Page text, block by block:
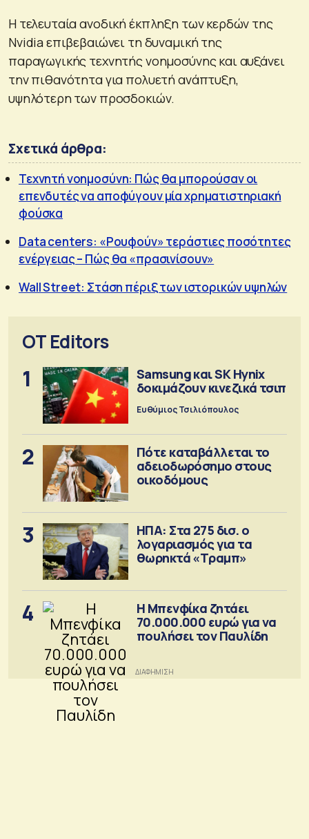
Η τελευταία ανοδική έκπληξη των κερδών της
Nvidia επιβεβαιώνει τη δυναμική της
παραγωγικής τεχνητής νοημοσύνης και αυξάνει
την πιθανότητα για πολυετή ανάπτυξη,
υψηλότερη των προσδοκιών.
Σχετικά άρθρα:
Τεχνητή νοημοσύνη: Πώς θα μπορούσαν οι
επενδυτές να αποφύγουν μία χρηματιστηριακή
φούσκα
Data centers: «Ρουφούν» τεράστιες ποσότητες
ενέργειας – Πώς θα «πρασινίσουν»
Wall Street: Στάση πέριξ των ιστορικών υψηλών
OT Editors
1
Samsung και SK Hynix
δοκιμάζουν κινεζικά τσιπ
Ευθύμιος Τσιλιόπουλος
2
Πότε καταβάλλεται το
αδειοδωρόσημο στους
οικοδόμους
3
ΗΠΑ: Στα 275 δισ. ο
λογαριασμός για τα
θωρηκτά «Τραμπ»
4
Η Μπενφίκα ζητάει
70.000.000 ευρώ για να
πουλήσει τον Παυλίδη